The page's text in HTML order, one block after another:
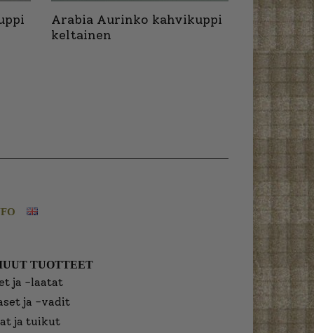
Arabia Aurinko kahvikuppi
keltainen
TUOTTEET
ja -laatat
ja -vadit
ja tuikut